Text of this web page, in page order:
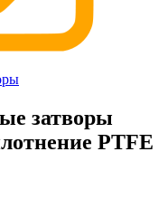
затворы
PTFE